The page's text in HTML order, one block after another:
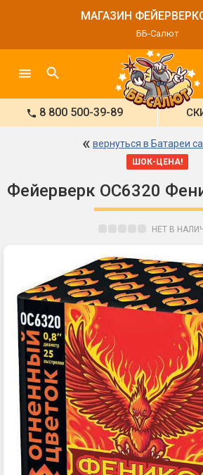
МАГАЗИН
ББ-Салют
8 800 500-39-89
« вернуться в Батареи
ШОК-ЦЕНА!
Фейерверк ОС6320
НЕТ В